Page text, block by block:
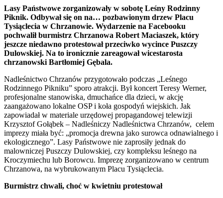
Lasy Państwowe zorganizowały w sobotę Leśny Rodzinny
Piknik. Odbywał się on na… pozbawionym drzew Placu
Tysiąclecia w Chrzanowie. Wydarzenie na Facebooku
pochwalił burmistrz Chrzanowa Robert Maciaszek, który
jeszcze niedawno protestował przeciwko wycince Puszczy
Dulowskiej. Na to ironicznie zareagował wicestarosta
chrzanowski Bartłomiej Gębala.
Nadleśnictwo Chrzanów przygotowało podczas „Leśnego
Rodzinnego Pikniku” sporo atrakcji. Był koncert Teresy Werner,
profesjonalne stanowiska, dmuchańce dla dzieci, w akcję
zaangażowano lokalne OSP i koła gospodyń wiejskich. Jak
zapowiadał w materiale urzędowej propagandowej telewizji
Krzysztof Gołąbek – Nadleśniczy Nadleśnictwa Chrzanów, celem
imprezy miała być: „promocja drewna jako surowca odnawialnego i
ekologicznego”. Lasy Państwowe nie zaprosiły jednak do
malowniczej Puszczy Dulowskiej, czy kompleksu leśnego na
Kroczymiechu lub Borowcu. Imprezę zorganizowano w centrum
Chrzanowa, na wybrukowanym Placu Tysiąclecia.
Burmistrz chwali, choć w kwietniu protestował